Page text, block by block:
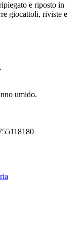
e riposto in
giocattoli, riviste e
umido.